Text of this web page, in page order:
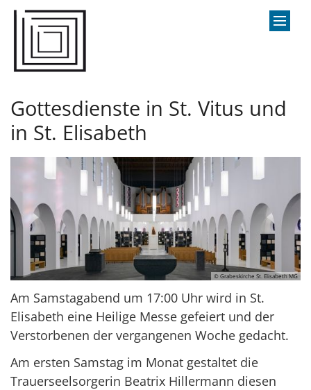
Zum Inhalt springen
Gottesdienste in St. Vitus und
in St. Elisabeth
© Grabeskirche St. Elisabeth MG
Am Samstagabend um 17:00 Uhr wird in St.
Elisabeth eine Heilige Messe gefeiert und der
Verstorbenen der vergangenen Woche gedacht.
Am ersten Samstag im Monat gestaltet die
Trauerseelsorgerin Beatrix Hillermann diesen